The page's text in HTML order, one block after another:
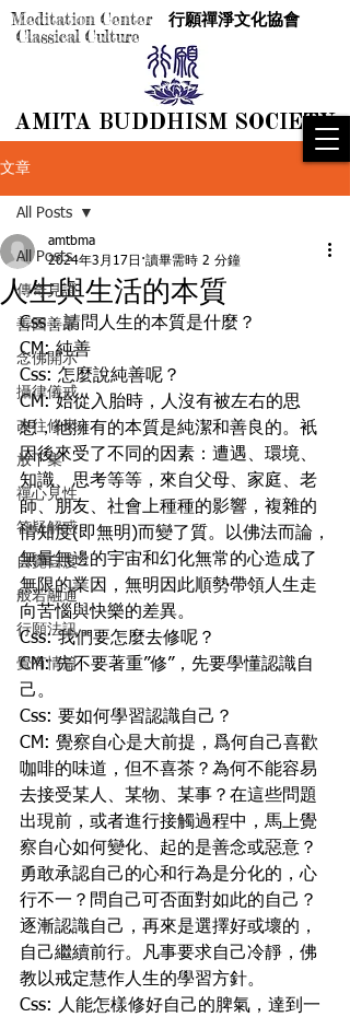
AMITA BUDDHISM SOCIETY
AMITA BUDDHISM SOCIETY
Meditation Center 行願禪淨文化協會
Classical Culture
文章
All Posts
傳奇見證
善因善果
念佛開示
攝律儀戒
改往修來
放下集
禪心見性
答疑解惑
自覺自度
般若融通
行願法訊
覺有情篇
All Posts
人生與生活的本質
amtbma
2024年3月17日 讀畢需時 2 分鐘
Css：請問人生的本質是什麼？
CM: 純善
Css: 怎麼說純善呢？
CM: 始從入胎時，人沒有被左右的思
想，他擁有的本質是純潔和善良的。衹
因後來受了不同的因素：遭遇、環境、
知識、思考等等，來自父母、家庭、老
師、朋友、社會上種種的影響，複雜的
情知度(即無明)而變了質。以佛法而論，
無量無邊的宇宙和幻化無常的心造成了
無限的業因，無明因此順勢帶領人生走
向苦惱與快樂的差異。
Css: 我們要怎麼去修呢？
CM: 先不要著重”修”，先要學懂認識自
己。
Css: 要如何學習認識自己？
CM: 覺察自心是大前提，爲何自己喜歡
咖啡的味道，但不喜茶？為何不能容易
去接受某人、某物、某事？在這些問題
出現前，或者進行接觸過程中，馬上覺
察自心如何變化、起的是善念或惡意？
勇敢承認自己的心和行為是分化的，心
行不一？問自己可否面對如此的自己？
逐漸認識自己，再來是選擇好或壞的，
自己繼續前行。凡事要求自己冷靜，佛
教以戒定慧作人生的學習方針。
Css: 人能怎樣修好自己的脾氣，達到一